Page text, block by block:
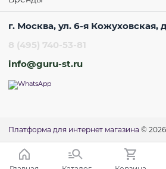
г. Москва, ул. 6-я Кожуховская,
8 (495) 740-53-81
info@guru-st.ru
Платформа для интернет магазина © 2026